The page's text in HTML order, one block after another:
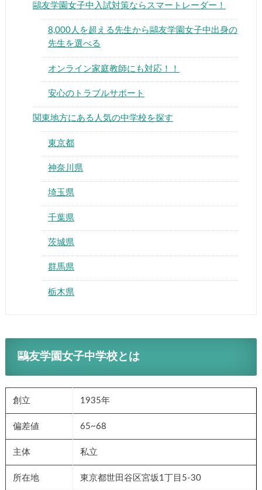
鷗友学園女子中入試対策ならスマートレーダー！
8,000人を超える先生から鷗友学園女子中出身の
先生を選べる
オンライン家庭教師にも対応！！
安心のトラブルサポート
関東地方にある人気の中学校を探す
東京都
神奈川県
埼玉県
千葉県
茨城県
群馬県
栃木県
鷗友学園女子中学校とは
創立 1935年
偏差値 65~68
主体 私立
所在地 東京都世田谷区宮坂1丁目5-30